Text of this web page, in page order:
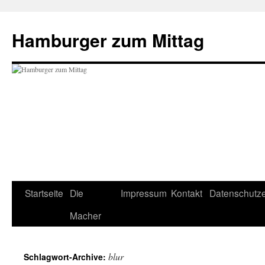
Hamburger zum Mittag
Zum
Startseite Die
Macher
Impressum Kontakt
Schlagwort-Archive: blur